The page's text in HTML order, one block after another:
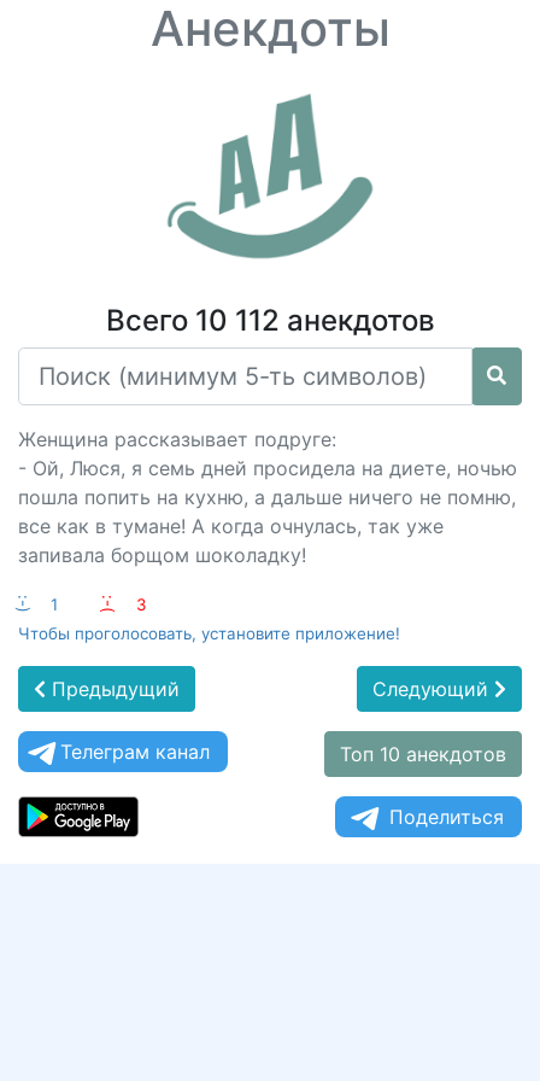
Анекдоты
Всего 10 112 анекдотов
Женщина рассказывает подруге:
- Ой, Люся, я семь дней просидела на диете, ночью
пошла попить на кухню, а дальше ничего не помню,
все как в тумане! А когда очнулась, так уже
запивала борщом шоколадку!
:-) 1 :-(
3
Чтобы проголосовать, установите приложение!
Предыдущий Следующий
Телеграм канал Топ 10 анекдотов
Поделиться